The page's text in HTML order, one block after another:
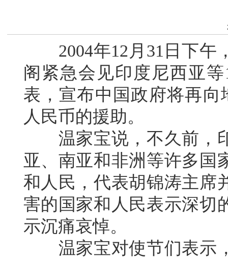
2004年12月31日下午
阁紧急会见印度尼西亚
表，宣布中国政府将再
人民币的援助。
温家宝说，不久前，印
亚、南亚和非洲等许多国
和人民，代表胡锦涛主席
害的国家和人民表示深切
示沉痛哀悼。
温家宝对使节们表示，